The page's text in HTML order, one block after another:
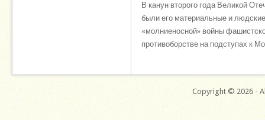
В канун второго года Великой
были его материальные и
«молниеносной» войны
противоборстве на подступах к
Copyright © 2026 -